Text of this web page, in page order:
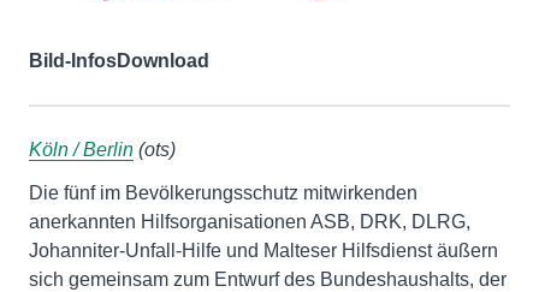
Bild-InfosDownload
Köln / Berlin (ots)
Die fünf im Bevölkerungsschutz mitwirkenden
anerkannten Hilfsorganisationen ASB, DRK, DLRG,
Johanniter-Unfall-Hilfe und Malteser Hilfsdienst äußern
sich gemeinsam zum Entwurf des Bundeshaushalts, der